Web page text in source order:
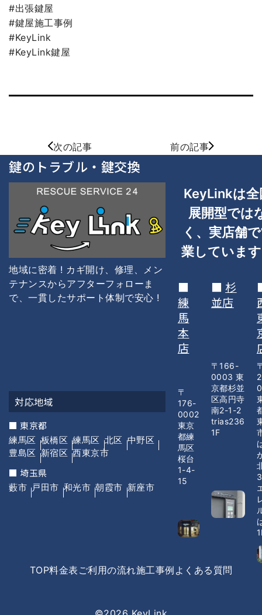
#出張鍵屋
#鍵屋施工事例
#KeyLink
#KeyLink鍵屋
次の記事 前の記事
鍵のトラブル・鍵交換
地域に密着 ! カギ開け、修理、メン
テナンスからアフターフォローま
で、一貫したサポート体制で安心 !
対応地域
■ 東京都
練馬区 板橋区 練馬区 北区 中野区
豊島区 新宿区 西東京市
■ 埼玉県
藪市 戸田市 和光市 朝霞市 新座市
KeyLinkは
展開型では
く、 実店舗で
業していま
■
練
馬
本
店
〒
176-
0002
東京
都練
馬区
桜台
1-4-
15
■ 杉
並店
〒166-
0003 東
京都杉並
区高円寺
南2-1-2
trias236
1F
TOP料金表 ご利用の流れ施工事例 よくある質問